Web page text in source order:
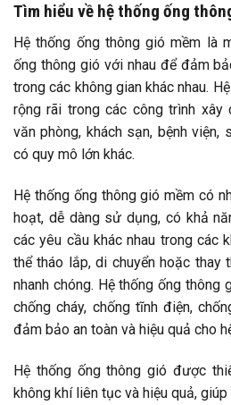
Tìm hiểu về hệ thống ống
Hệ thống ống thông gió mềm là
ống thông gió với nhau để đảm
trong các không gian khác nhau.
rộng rãi trong các công trình xây
văn phòng, khách sạn, bệnh viện,
có quy mô lớn khác.
Hệ thống ống thông gió mềm có
hoạt, dễ dàng sử dụng, có khả
các yêu cầu khác nhau trong các
thể tháo lắp, di chuyển hoặc thay
nhanh chóng. Hệ thống ống thông
chống cháy, chống tĩnh điện,
đảm bảo an toàn và hiệu quả cho
Hệ thống ống thông gió được
không khí liên tục và hiệu quả,